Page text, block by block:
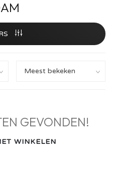
GEVONDEN!
WINKELEN